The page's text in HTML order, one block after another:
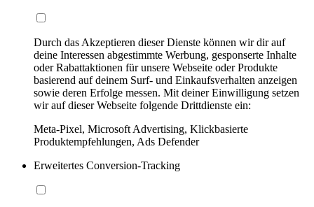
Durch das Akzeptieren dieser Dienste können wir dir auf
deine Interessen abgestimmte Werbung, gesponserte Inhalte
oder Rabattaktionen für unsere Webseite oder Produkte
basierend auf deinem Surf- und Einkaufsverhalten anzeigen
sowie deren Erfolge messen. Mit deiner Einwilligung setzen
wir auf dieser Webseite folgende Drittdienste ein:
Meta-Pixel, Microsoft Advertising, Klickbasierte
Produktempfehlungen, Ads Defender
Erweitertes Conversion-Tracking